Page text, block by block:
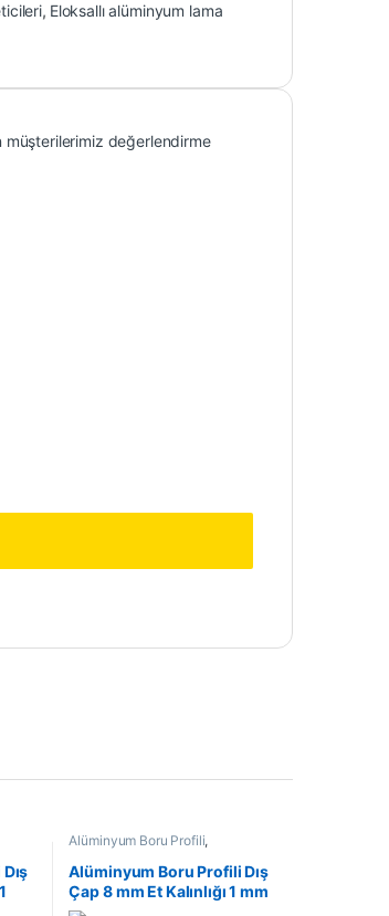
, Eloksallı alüminyum lama
müşterilerimiz değerlendirme
Alüminyum Boru Profili,
Alüminyum Profil
İndirimli Ürünler
Alüminyum Boru Profili Dış
Çap 8 mm Et Kalınlığı 1 mm